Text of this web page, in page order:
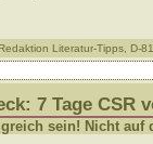
Literatur-Tipps, D-
7 Tage CSR
sein! Nicht auf